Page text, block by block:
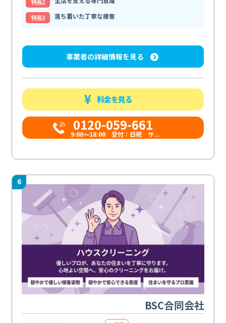
特⻑2
特⻑3
落ち着いた丁寧な接客
事業者の詳細情報を見る
料金を見る
0120-059-661
9:00〜18:00 受付：日祝 サ...
6
BSC合同会社